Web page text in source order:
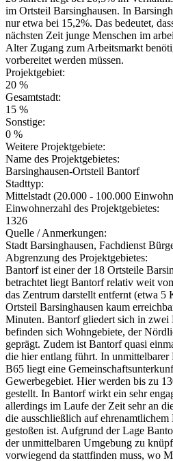
im Ortsteil Barsinghausen. In
nur etwa bei 15,2%. Das bedeutet,
nächsten Zeit junge Menschen im
Alter Zugang zum Arbeitsmarkt
vorbereitet werden müssen.
Projektgebiet:
20 %
Gesamtstadt:
15 %
Sonstige:
0 %
Weitere Projektgebiete:
Name des Projektgebietes:
Barsinghausen-Ortsteil Bantorf
Stadttyp:
Mittelstadt (20.000 - 100.000
Einwohnerzahl des Projektgebietes:
1326
Quelle / Anmerkungen:
Stadt Barsinghausen, Fachdienst
Abgrenzung des Projektgebietes:
Bantorf ist einer der 18 Ortsteile
betrachtet liegt Bantorf relativ weit
das Zentrum darstellt entfernt (etwa 5
Ortsteil Barsinghausen kaum
Minuten. Bantorf gliedert sich in zwei
befinden sich Wohngebiete, der
geprägt. Zudem ist Bantorf quasi
die hier entlang führt. In
B65 liegt eine
Gewerbegebiet. Hier werden bis zu
gestellt. In Bantorf wirkt ein sehr
allerdings im Laufe der Zeit sehr an
die ausschließlich auf ehrenamtlichem
gestoßen ist. Aufgrund der Lage
der unmittelbaren Umgebung zu
vorwiegend da stattfinden muss, wo